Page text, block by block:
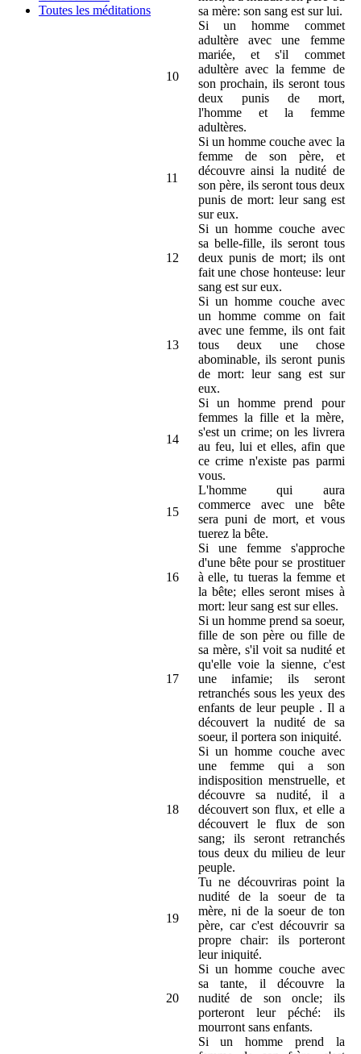
Toutes les méditations
sa mère: son sang est sur lui.
10
Si un homme commet
adultère avec une femme
mariée, et s'il commet
adultère avec la femme de
son prochain, ils seront tous
deux punis de mort,
l'homme et la femme
adultères.
11
Si un homme couche avec la
femme de son père, et
découvre ainsi la nudité de
son père, ils seront tous deux
punis de mort: leur sang est
sur eux.
12
Si un homme couche avec
sa belle-fille, ils seront tous
deux punis de mort; ils ont
fait une chose honteuse: leur
sang est sur eux.
13
Si un homme couche avec
un homme comme on fait
avec une femme, ils ont fait
tous deux une chose
abominable, ils seront punis
de mort: leur sang est sur
eux.
14
Si un homme prend pour
femmes la fille et la mère,
s'est un crime; on les livrera
au feu, lui et elles, afin que
ce crime n'existe pas parmi
vous.
15
L'homme qui aura
commerce avec une bête
sera puni de mort, et vous
tuerez la bête.
16
Si une femme s'approche
d'une bête pour se prostituer
à elle, tu tueras la femme et
la bête; elles seront mises à
mort: leur sang est sur elles.
17
Si un homme prend sa soeur,
fille de son père ou fille de
sa mère, s'il voit sa nudité et
qu'elle voie la sienne, c'est
une infamie; ils seront
retranchés sous les yeux des
enfants de leur peuple . Il a
découvert la nudité de sa
soeur, il portera son iniquité.
18
Si un homme couche avec
une femme qui a son
indisposition menstruelle, et
découvre sa nudité, il a
découvert son flux, et elle a
découvert le flux de son
sang; ils seront retranchés
tous deux du milieu de leur
peuple.
19
Tu ne découvriras point la
nudité de la soeur de ta
mère, ni de la soeur de ton
père, car c'est découvrir sa
propre chair: ils porteront
leur iniquité.
20
Si un homme couche avec
sa tante, il découvre la
nudité de son oncle; ils
porteront leur péché: ils
mourront sans enfants.
Si un homme prend la